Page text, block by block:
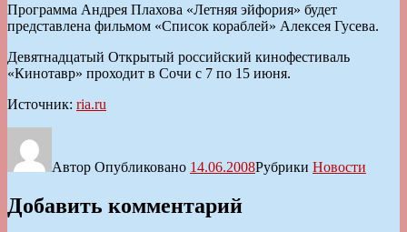
Программа Андрея Плахова «Летняя эйфория» будет
представлена фильмом «Список кораблей» Алексея Гусева.
Девятнадцатый Открытый российский кинофестиваль
«Кинотавр» проходит в Сочи с 7 по 15 июня.
Источник: ria.ru
Автор Опубликовано 14.06.2008Рубрики Новости
Добавить комментарий